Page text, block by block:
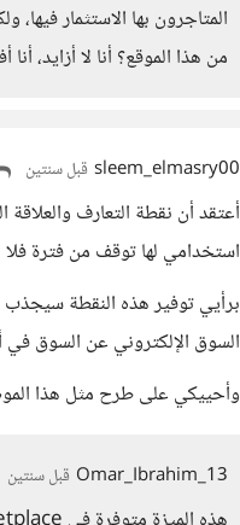
المتاجرون بها الاستثمار
من هذا الموقع؟ أنا لا أزايد، أنا
sleem_elmasry00 قبل سنتين
أعتقد أن نقطة التعارف
استخدامي لها توقف من فترة
برأيي توفير هذه النقطة سيجذب
السوق الإلكتروني عن السوق في
وأحييكي على طرح مثل هذا
13_Omar_Ibrahim قبل سنتين